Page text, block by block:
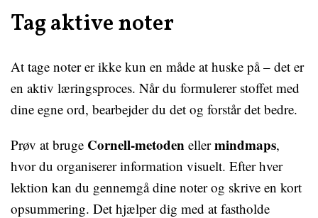
Tag aktive noter
At tage noter er ikke kun en måde at huske på – det er
en aktiv læringsproces. Når du formulerer stoffet med
dine egne ord, bearbejder du det og forstår det bedre.
Prøv at bruge Cornell-metoden ellermindmaps,
hvor du organiserer information visuelt. Efter hver
lektion kan du gennemgå dine noter og skrive en kort
opsummering. Det hjælper dig med at fastholde